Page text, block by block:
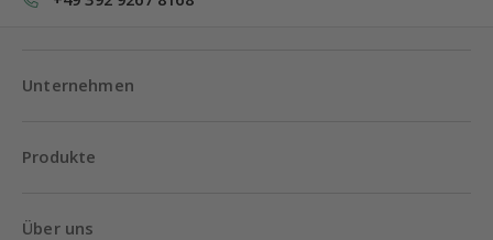
Unternehmen
Produkte
Über uns